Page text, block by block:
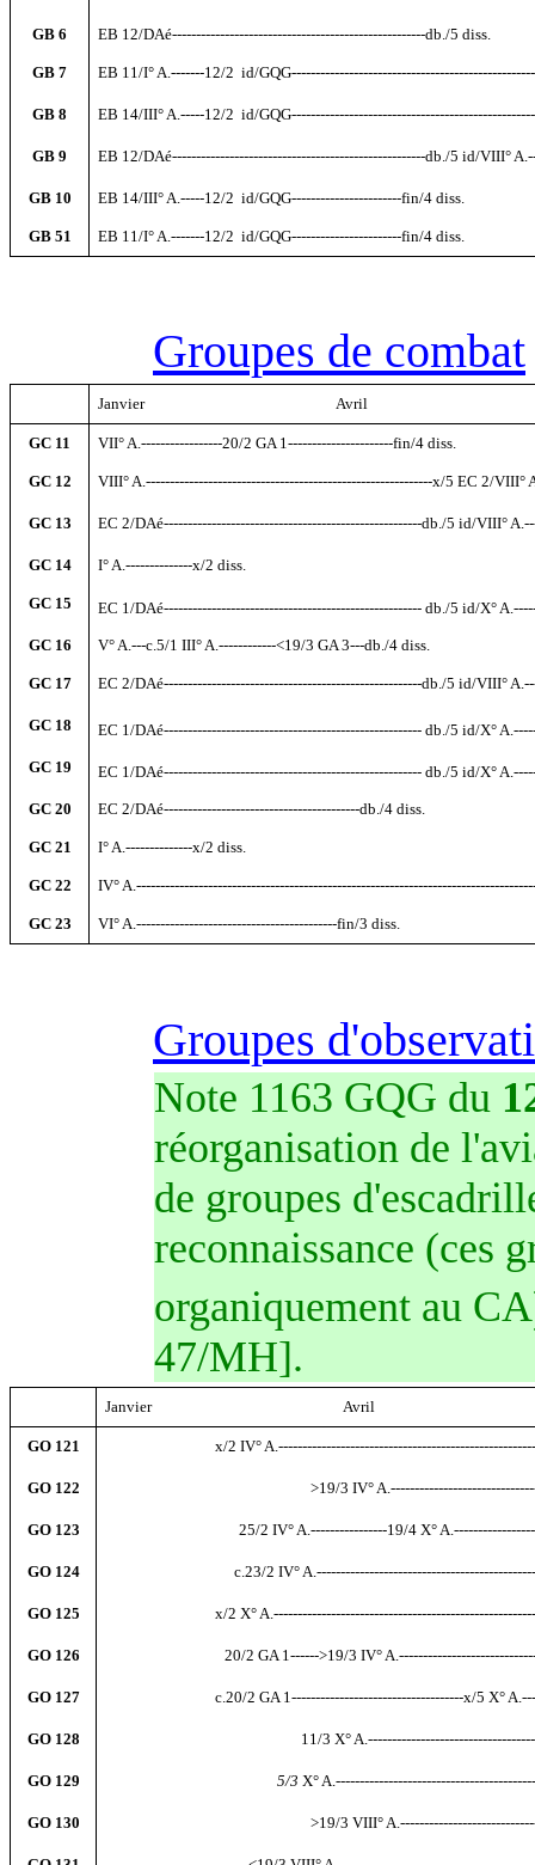
GB 6 EB 12/DAé-----------------------------------------------------db./5 diss.
GB 7 EB 11/I° A.-------12/2 id/
GB 8 EB 14/III° A.-----12/2 id/
GB 9 EB 12/DAé-----------------------------------------------------db./5 id/VIII°
GB 10 EB 14/III° A.-----12/2 id/GQG-----------------------fin/4 diss.
GB 51 EB 11/I° A.-------12/2 id/GQG-----------------------fin/4 diss.
Groupes de combat
Janvier----------------------------------------Avril
GC 11 VII° A.-----------------20/2 GA 1----------------------fin/4 diss.
GC 12 VIII° A.------------------------------------------------------------x/5 EC 2/
GC 13 EC 2/DAé------------------------------------------------------db./5 id/VIII°
GC 14 I° A.--------------x/2 diss.
GC 15 EC 1/DAé------------------------------------------------------ db./5 id/X°
GC 16 V° A.---c.5/1 III° A.------------<19/3 GA 3---db./4 diss.
GC 17 EC 2/DAé------------------------------------------------------db./5 id/VIII°
GC 18 EC 1/DAé------------------------------------------------------ db./5 id/X°
GC 19 EC 1/DAé------------------------------------------------------ db./5 id/X°
GC 20 EC 2/DAé-----------------------------------------db./4 diss.
GC 21 I° A.--------------x/2 diss.
GC 22 IV°
GC 23 VI° A.------------------------------------------fin/3 diss.
Groupes
Note 1163 GQG du
réorganisation de
de groupes
reconnaissance (ces
organiquement au
47/MH].
Janvier---------------------------------------- Avril
GO 121 -----------------------x/2 IV°
GO 122 ------------------------------------------->19/3 IV°
GO 123 ----------------------------25/2 IV° A.----------------19/4 X°
GO 124 ---------------------------c.23/2 IV°
GO 125 -----------------------x/2 X°
GO 126 -------------------------20/2 GA 1------>19/3 IV°
GO 127 -----------------------c.20/2 GA 1------------------------------------x/5 X°
GO 128 11/3 X°
GO 129 ------------------------------------5/3 X°
GO 130 ------------------------------------------->19/3 VIII°